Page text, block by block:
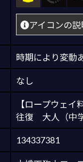
アイコンの
時期により変動
なし
【ロープウェイ
往復 大人（中
134337381